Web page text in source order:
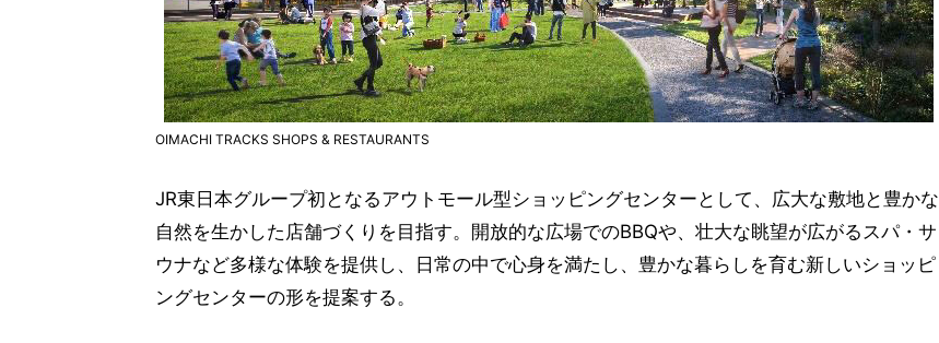
OIMACHI TRACKS SHOPS & RESTAURANTS
JR東日本グループ初となるアウトモール型ショッピングセンターとして、広大な敷地と豊かな
自然を生かした店舗づくりを目指す。開放的な広場でのBBQや、壮大な眺望が広がるスパ・サ
ウナなど多様な体験を提供し、日常の中で心身を満たし、豊かな暮らしを育む新しいショッピ
ングセンターの形を提案する。